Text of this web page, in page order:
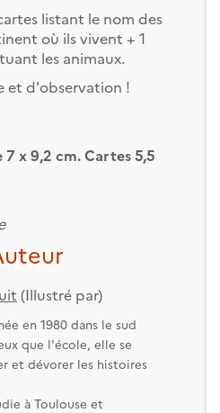
listant le nom des
où ils vivent + 1
les animaux.
et d'observation !
x 9,2 cm. Cartes 5,5
(Illustré par)
en 1980 dans le sud
que l'école, elle se
et dévorer les histoires
à Toulouse et